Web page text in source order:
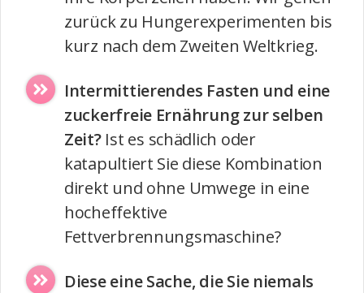
zurück zu Hungerexperimenten bis
kurz nach dem Zweiten Weltkrieg.
Intermittierendes Fasten und eine
zuckerfreie Ernährung zur selben
Zeit? Ist es schädlich oder
katapultiert Sie diese Kombination
direkt und ohne Umwege in eine
hocheffektive
Fettverbrennungsmaschine?
Diese eine Sache, die Sie niemals